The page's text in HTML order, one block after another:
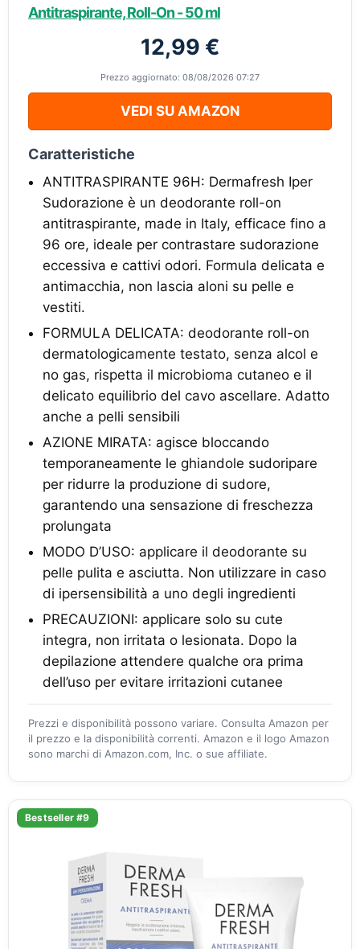
Antitraspirante, Roll-On - 50 ml
12,99 €
Prezzo aggiornato: 08/08/2026 07:27
VEDI SU AMAZON
Caratteristiche
ANTITRASPIRANTE 96H: Dermafresh Iper
Sudorazione è un deodorante roll-on
antitraspirante, made in Italy, efficace fino a
96 ore, ideale per contrastare sudorazione
eccessiva e cattivi odori. Formula delicata e
antimacchia, non lascia aloni su pelle e
vestiti.
FORMULA DELICATA: deodorante roll-on
dermatologicamente testato, senza alcol e
no gas, rispetta il microbioma cutaneo e il
delicato equilibrio del cavo ascellare. Adatto
anche a pelli sensibili
AZIONE MIRATA: agisce bloccando
temporaneamente le ghiandole sudoripare
per ridurre la produzione di sudore,
garantendo una sensazione di freschezza
prolungata
MODO D’USO: applicare il deodorante su
pelle pulita e asciutta. Non utilizzare in caso
di ipersensibilità a uno degli ingredienti
PRECAUZIONI: applicare solo su cute
integra, non irritata o lesionata. Dopo la
depilazione attendere qualche ora prima
dell’uso per evitare irritazioni cutanee
Prezzi e disponibilità possono variare. Consulta Amazon per
il prezzo e la disponibilità correnti. Amazon e il logo Amazon
sono marchi di Amazon.com, Inc. o sue affiliate.
Bestseller #9